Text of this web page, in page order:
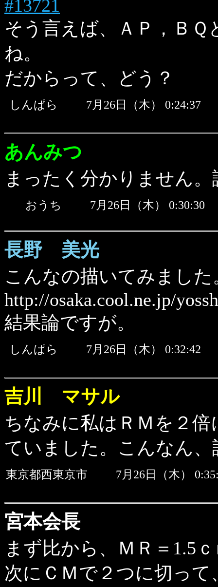
#13721
そう言えば、ＡＰ，Ｂ
ね。
だからって、どう？
しんぱら 7月26日（木）
あんみつ
まったく分かりません
おうち 7月26日（木）
長野 美光
こんなの描いてみました
http://osaka.cool.ne.jp/
結果論ですが。
しんぱら 7月26日（木）
吉川 マサル
ちなみに私はＲＭを２
ていました。こんなん
東京都西東京市 7月26日（木）
宮本会長
まず比から、ＭＲ＝1.5
次にＣＭで２つに切っ